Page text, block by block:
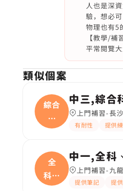
人也是深
驗，想必
物理也有5
【教學/
平常閱覽
類似個案
綜合
科
學、
中三,綜合
上門補習-長
有耐性 提供
全
科、
中一,全科
上門補習-九
提供筆記 提